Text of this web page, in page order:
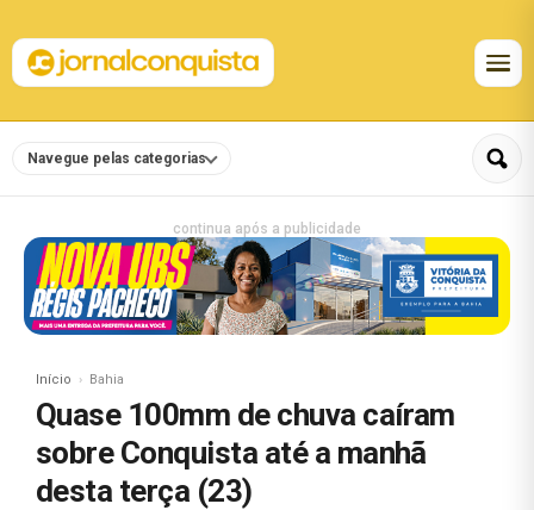
Navegue pelas categorias
continua após a publicidade
Início Bahia
Quase 100mm de chuva caíram
sobre Conquista até a manhã
desta terça (23)